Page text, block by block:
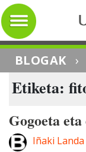
BLOGAK ›
Etiketa:
Gogoeta
Iñaki Landa